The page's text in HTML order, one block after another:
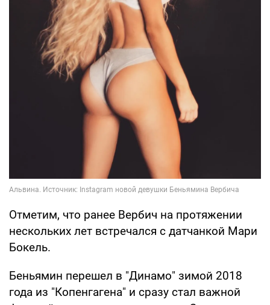
Отметим, что ранее Вербич на протяжении
нескольких лет встречался с датчанкой Мари
Бокель.
Беньямин перешел в "Динамо" зимой 2018
года из "Копенгагена" и сразу стал важной